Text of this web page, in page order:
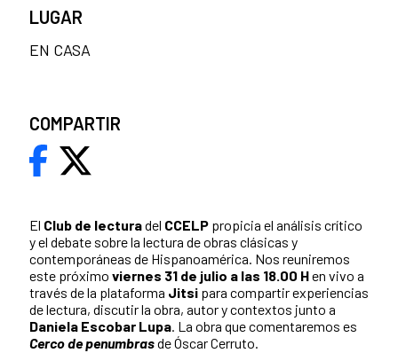
El Club de lecturadel CCELP propicia el análisis crítico
y el debate sobre la lectura de obras clásicas y
contemporáneas de Hispanoamérica. Nos reuniremos
este próximo viernes 31 de julio a las 18.00 Hen vivo a
través de la plataforma Jitsi para compartir experiencias
de lectura, discutir la obra, autor y contextos junto a
Daniela Escobar Lupa. La obra que comentaremos es
Cerco de penumbrasde Óscar Cerruto.
LUGAR
EN CASA
COMPARTIR